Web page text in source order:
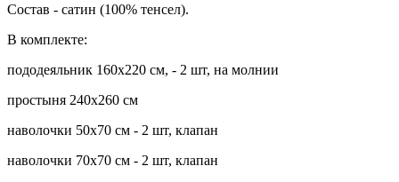
Состав - сатин (100% тенсел).
В комплекте:
пододеяльник 160х220 см, - 2 шт, на молнии
простыня 240х260 см
наволочки 50х70 см - 2 шт, клапан
наволочки 70х70 см - 2 шт, клапан